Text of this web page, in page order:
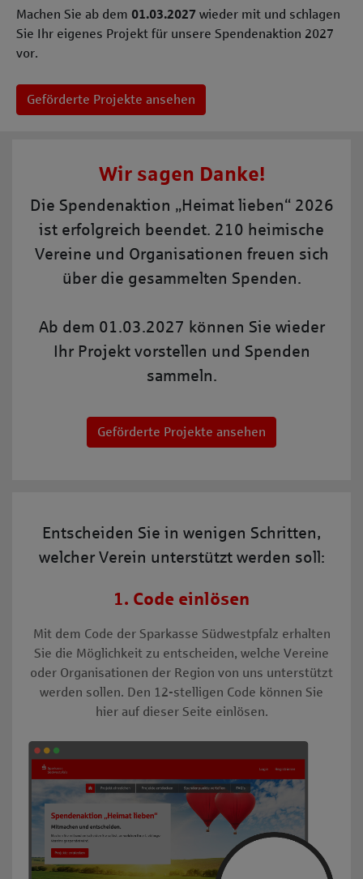
Machen Sie ab dem 01.03.2027 wieder mit und schlagen
Sie Ihr eigenes Projekt für unsere Spendenaktion 2027
vor.
Geförderte Projekte ansehen
Wir sagen Danke!
Die Spendenaktion „Heimat lieben“ 2026
ist erfolgreich beendet. 210 heimische
Vereine und Organisationen freuen sich
über die gesammelten Spenden.
Ab dem 01.03.2027 können Sie wieder
Ihr Projekt vorstellen und Spenden
sammeln.
Geförderte Projekte ansehen
Entscheiden Sie in wenigen Schritten,
welcher Verein unterstützt werden soll:
1. Code einlösen
Mit dem Code der Sparkasse Südwestpfalz erhalten
Sie die Möglichkeit zu entscheiden, welche Vereine
oder Organisationen der Region von uns unterstützt
werden sollen. Den 12-stelligen Code können Sie
hier auf dieser Seite einlösen.